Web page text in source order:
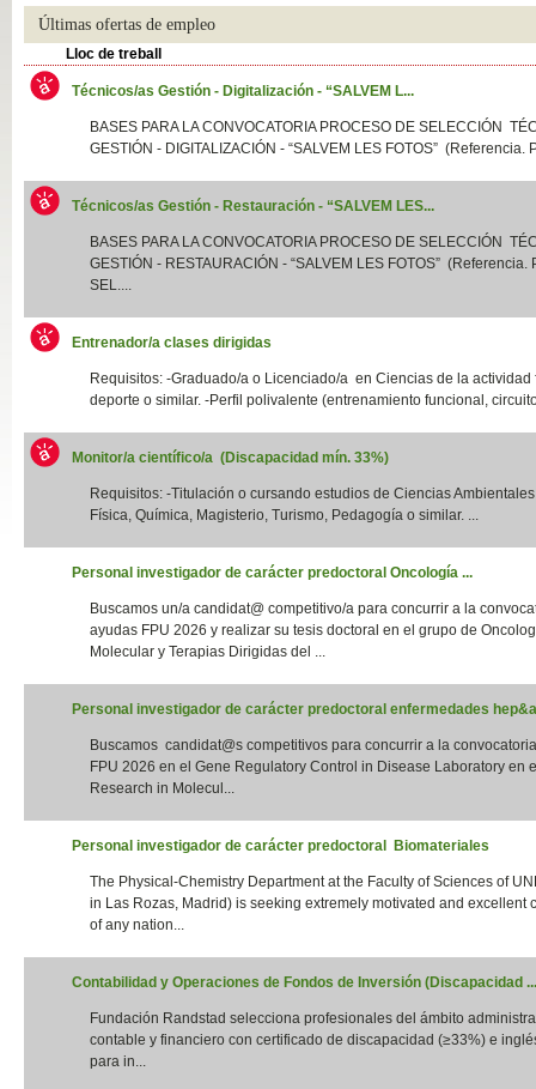
Últimas ofertas de empleo
Lloc de treball
Técnicos/as Gestión - Digitalización - “SALVEM L...
BASES PARA LA CONVOCATORIA PROCESO DE SELECCIÓN
GESTIÓN - DIGITALIZACIÓN - “SALVEM LES FOTOS” (Referencia.
Técnicos/as Gestión - Restauración - “SALVEM LES...
BASES PARA LA CONVOCATORIA PROCESO DE SELECCIÓN
GESTIÓN - RESTAURACIÓN - “SALVEM LES FOTOS” (Referencia.
SEL....
Entrenador/a clases dirigidas
Requisitos: -Graduado/a o Licenciado/a en Ciencias de la actividad
deporte o similar. -Perfil polivalente (entrenamiento funcional,
Monitor/a científico/a (Discapacidad mín. 33%)
Requisitos: -Titulación o cursando estudios de Ciencias
Física, Química, Magisterio, Turismo, Pedagogía o similar. ...
Personal investigador de carácter predoctoral Oncología ...
Buscamos un/a candidat@ competitivo/a para concurrir a la
ayudas FPU 2026 y realizar su tesis doctoral en el grupo de
Molecular y Terapias Dirigidas del ...
Personal investigador de carácter predoctoral enfermedades
Buscamos candidat@s competitivos para concurrir a la
FPU 2026 en el Gene Regulatory Control in Disease Laboratory en
Research in Molecul...
Personal investigador de carácter predoctoral Biomateriales
The Physical-Chemistry Department at the Faculty of Sciences of
in Las Rozas, Madrid) is seeking extremely motivated and excellent
of any nation...
Contabilidad y Operaciones de Fondos de Inversión (Discapacidad ...
Fundación Randstad selecciona profesionales del ámbito
contable y financiero con certificado de discapacidad (≥33%) e
para in...